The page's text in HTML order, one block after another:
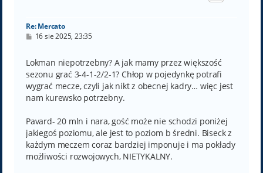
Re: Mercato
P
t
16 sie 2025, 23:35
Lokman niepotrzebny? A jak mamy przez większość
sezonu grać 3-4-1-2/2-1? Chłop w pojedynkę potrafi
wygrać mecze, czyli jak nikt z obecnej kadry… więc jest
nam kurewsko potrzebny.
Pavard- 20 mln i nara, gość może nie schodzi poniżej
jakiegoś poziomu, ale jest to poziom b średni. Biseck z
każdym meczem coraz bardziej imponuje i ma pokłady
możliwości rozwojowych, NIETYKALNY.